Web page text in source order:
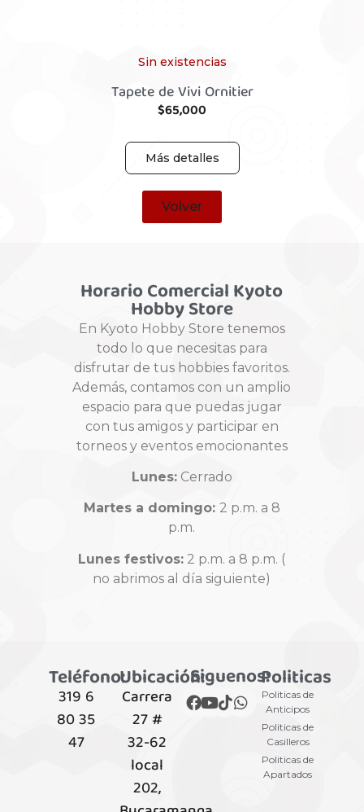
Sin existencias
Tapete de Vivi Ornitier
$65,000
Más detalles
Volver
Horario Comercial Kyoto
Hobby Store
En Kyoto Hobby Store tenemos
todo lo que necesitas para
disfrutar de tus hobbies favoritos.
Además, contamos con un amplio
espacio para que puedas jugar
con tus amigos y participar en
torneos y eventos emocionantes
Lunes:Cerrado
Martes a domingo: 2 p.m. a 8
p.m.
Lunes festivos: 2 p.m. a 8 p.m. (
no abrimos al día siguiente)
Siguenos:Politicas
Politicas de
Anticipos
Politicas de
Casilleros
Politicas de
Apartados
Ubicación:
Carrera
27 #
32-62
local
202,
Teléfono:
319 6
80 35
47